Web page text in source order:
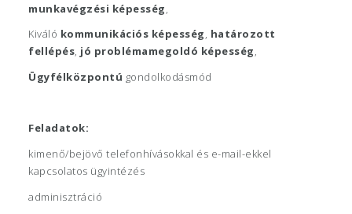
munkavégzési képesség,
Kiváló kommunikációs képesség, határozott
fellépés, jó problémamegoldó képesség,
Ügyfélközpontú gondolkodásmód
Feladatok:
kimenő/bejövő telefonhívásokkal és e-mail-ekkel
kapcsolatos ügyintézés
adminisztráció